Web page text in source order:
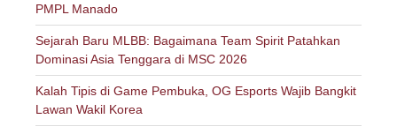
PMPL Manado
Sejarah Baru MLBB: Bagaimana Team Spirit Patahkan
Dominasi Asia Tenggara di MSC 2026
Kalah Tipis di Game Pembuka, OG Esports Wajib Bangkit
Lawan Wakil Korea